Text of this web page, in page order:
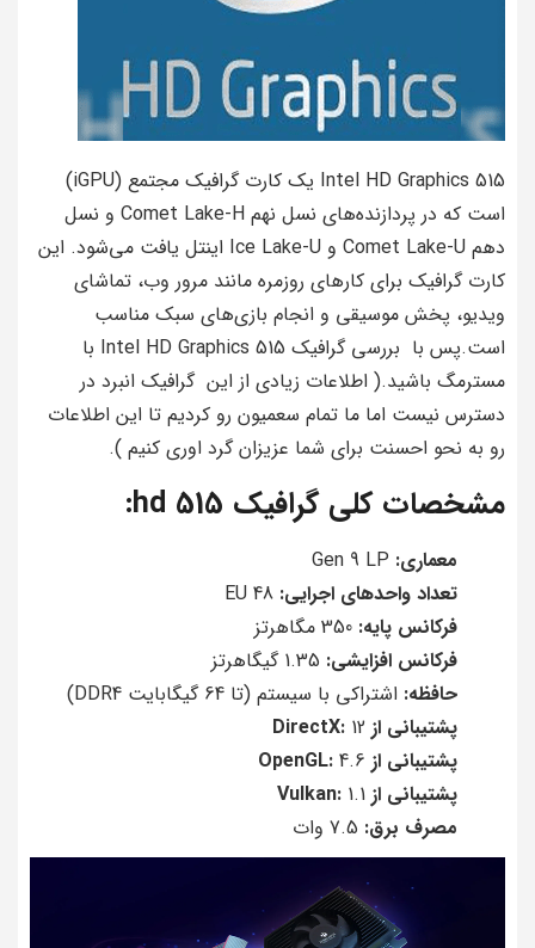
Intel HD Graphics 515 یک کارت گرافیک مجتمع (iGPU)
است که در پردازنده‌های نسل نهم Comet Lake-H و نسل
دهم Comet Lake-U و Ice Lake-U اینتل یافت می‌شود. این
کارت گرافیک برای کارهای روزمره مانند مرور وب، تماشای
ویدیو، پخش موسیقی و انجام بازی‌های سبک مناسب
است.پس با بررسی گرافیک Intel HD Graphics 515 با
مسترمگ باشید.( اطلاعات زیادی از این گرافیک انبرد در
دسترس نیست اما ما تمام سعمیون رو کردیم تا این اطلاعات
رو به نحو احسنت برای شما عزیزان گرد اوری کنیم ).
مشخصات کلی گرافیک hd 515:
معماری:
تعداد واحدهای اجرایی:
فرکانس پایه:
فرکانس افزایشی:
حافظه: اشتراکی با سیستم (تا 64 گیگابایت DDR4)
پشتیبانی از DirectX: 12
پشتیبانی از OpenGL: 4.6
پشتیبانی از Vulkan: 1.1
مصرف برق: